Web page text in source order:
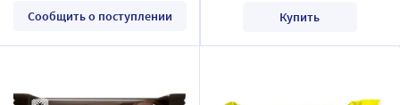
Сообщить о поступлении Купить